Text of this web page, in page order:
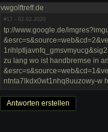
vwgolftreff.de
#17 - 02.02.2020
tp://www.google.de/
zu lang wo ist handbremse in
ntnta7lkdx0wt1nhq8uuzowy-w
Antworten erstellen